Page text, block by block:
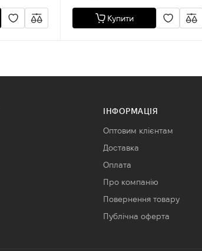
Купити
ІНФОРМАЦІЯ
Оптовим клієнтам
Доставка
Оплата
Про компанію
Повернення товару
Публічна оферта